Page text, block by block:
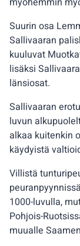
Suurin osa
Sallivaaran
kuuluvat
lisäksi
länsiosat.
Sallivaaran
luvun
alkaa kuitenkin
käydyistä
Villistä
1000-luvulla,
Pohjois-
muualle